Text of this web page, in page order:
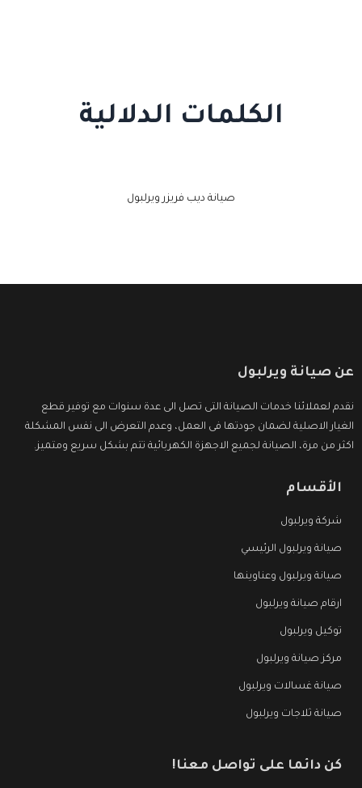
الكلمات الدلالية
صيانة ديب فريزر ويرلبول
عن صيانة ويرلبول
نقدم لعملائنا خدمات الصيانة التى تصل الى عدة سنوات مع توفير قطع
الغيار الاصلية لضمان جودتها فى العمل، وعدم التعرض الى نفس المشكلة
اكثر من مرة، الصيانة لجميع الاجهزة الكهربائية تتم بشكل سريع ومتميز.
الأقسام
شركة ويرلبول
صيانة ويرلبول الرئيسي
صيانة ويرلبول وعناوينها
ارقام صيانة ويرلبول
توكيل ويرلبول
مركز صيانة ويرلبول
صيانة غسالات ويرلبول
صيانة ثلاجات ويرلبول
كن دائما على تواصل معنا!